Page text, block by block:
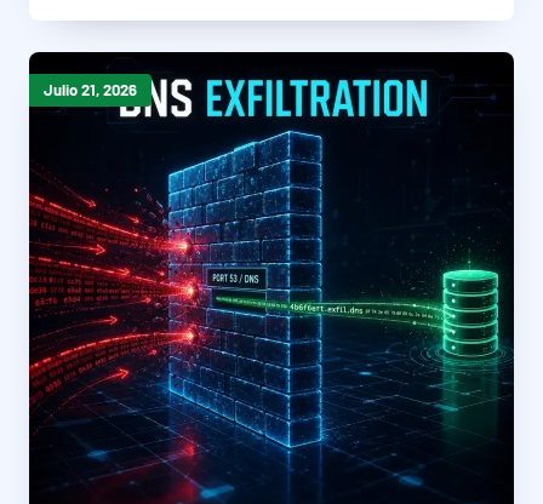
Julio 21, 2026